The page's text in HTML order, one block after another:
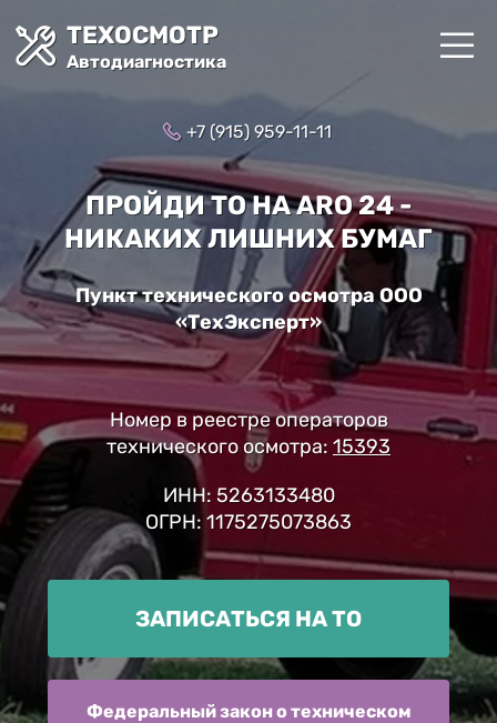
ТЕХОСМОТР
Автодиагностика
+7 (915) 959-11-11
ПРОЙДИ ТО НА ARO 24 -
НИКАКИХ ЛИШНИХ БУМАГ
Пункт технического осмотра ООО
«ТехЭксперт»
Номер в реестре операторов
технического осмотра: 15393
ИНН: 5263133480
ОГРН: 1175275073863
ЗАПИСАТЬСЯ НА ТО
Федеральный закон о техническом